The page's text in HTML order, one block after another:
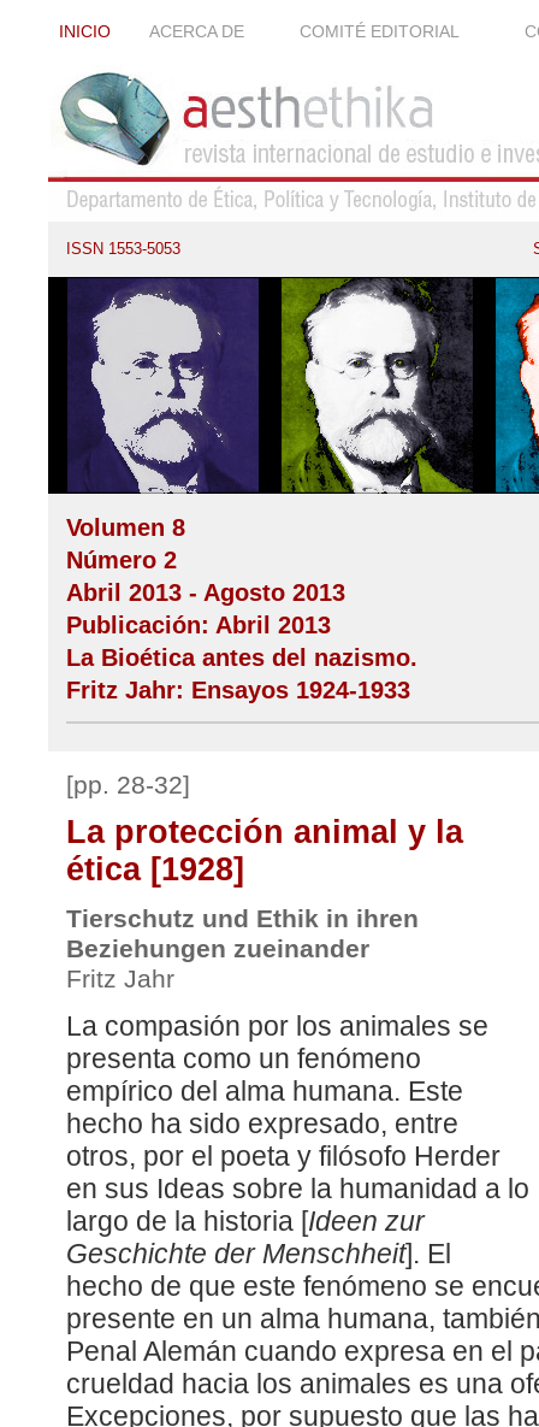
INICIO ACERCA DE COMITÉ EDITORIAL
ISSN 1553-5053
Volumen 8
Número 2
Abril 2013 - Agosto 2013
Publicación: Abril 2013
La Bioética antes del nazismo.
Fritz Jahr: Ensayos 1924-1933
[pp. 28-32]
La protección animal y la
ética [1928]
Tierschutz und Ethik in ihren
Beziehungen zueinander
Fritz Jahr
La compasión por los animales se
presenta como un fenómeno
empírico del alma humana. Este
hecho ha sido expresado, entre
otros, por el poeta y filósofo Herder
en sus Ideas sobre la humanidad a lo
largo de la historia [Ideen zur
Geschichte der Menschheit]. El
hecho de que este fenómeno se
presente en un alma humana,
Penal Alemán cuando expresa en el
crueldad hacia los animales es una
Excepciones, por supuesto que las